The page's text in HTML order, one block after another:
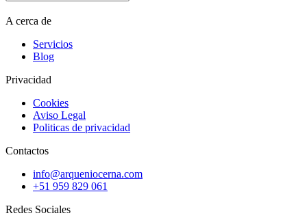
A cerca de
Servicios
Blog
Privacidad
Cookies
Aviso Legal
Politicas de privacidad
Contactos
info@arqueniocerna.com
+51 959 829 061
Redes Sociales